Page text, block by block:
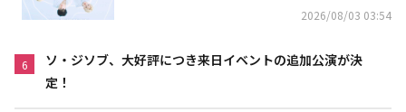
2026/08/03 03:54
6
ソ・ジソブ、大好評につき来日イベントの追加公演が決
定！